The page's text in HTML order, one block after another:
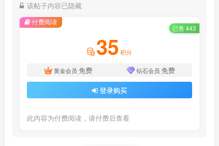
该帖子内容已隐藏
付费阅读
已售 443
35 积分
黄金会员 免费 钻石会员 免费
登录购买
此内容为付费阅读，请付费后查看